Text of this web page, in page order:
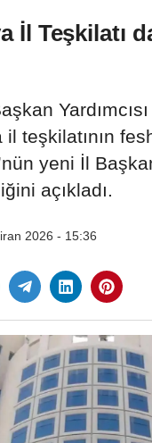
İl Teşkilatı
il teşkilatının
yeni İl
açıkladı.
2026 - 15:36